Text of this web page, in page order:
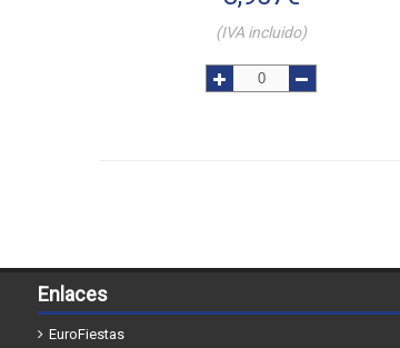
(IVA incluido)
Enlaces
EuroFiestas